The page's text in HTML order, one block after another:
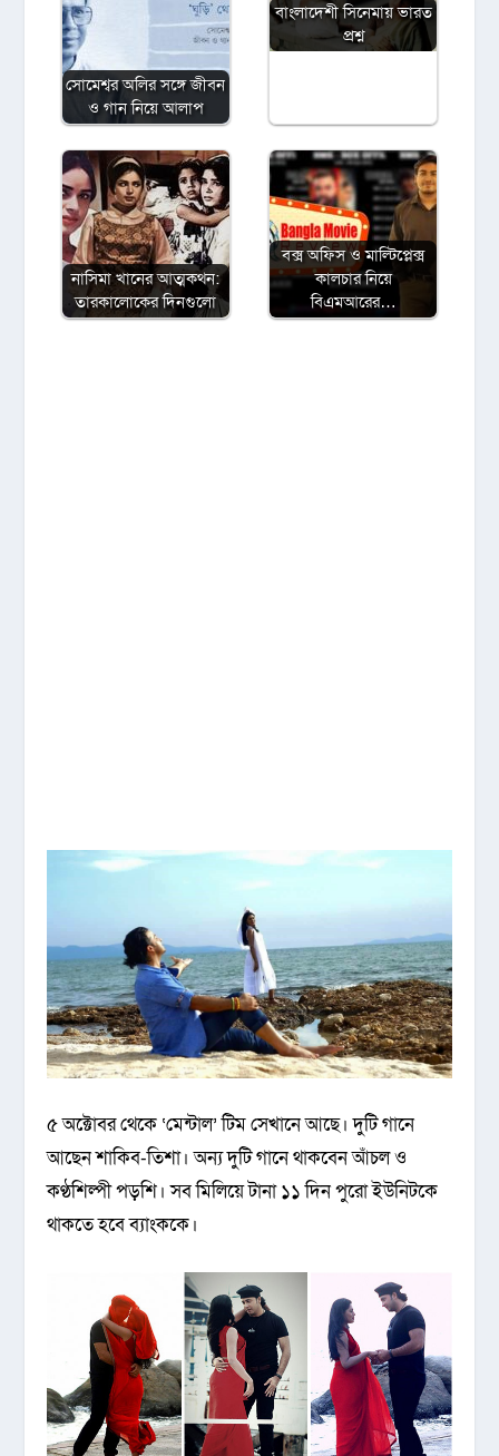
সোমেশ্বর অলির সঙ্গে জীবন
ও গান নিয়ে আলাপ
বাংলাদেশী সিনেমায় ভারত
প্রশ্ন
নাসিমা খানের আত্মকথন:
তারকালোকের দিনগুলো
বক্স অফিস ও মাল্টিপ্লেক্স
কালচার নিয়ে
বিএমআরের…
৫ অক্টোবর থেকে ‘মেন্টাল’ টিম সেখানে আছে। দুটি গানে
আছেন শাকিব-তিশা। অন্য দুটি গানে থাকবেন আঁচল ও
কণ্ঠশিল্পী পড়শি। সব মিলিয়ে টানা ১১ দিন পুরো ইউনিটকে
থাকতে হবে ব্যাংককে।